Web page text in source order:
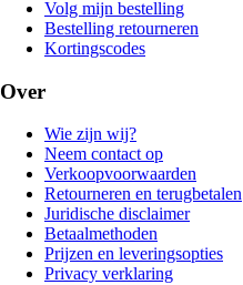
Volg mijn bestelling
Bestelling retourneren
Kortingscodes
Over
Wie zijn wij?
Neem contact op
Verkoopvoorwaarden
Retourneren en terugbetalen
Juridische disclaimer
Betaalmethoden
Prijzen en leveringsopties
Privacy verklaring